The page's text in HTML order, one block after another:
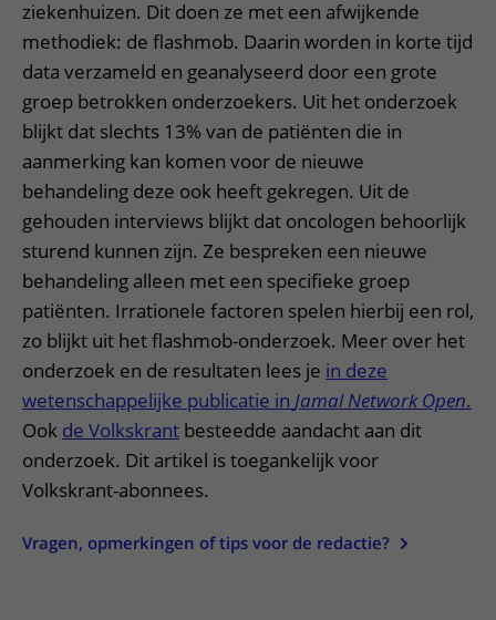
ziekenhuizen. Dit doen ze met een afwijkende
methodiek: de flashmob. Daarin worden in korte tijd
data verzameld en geanalyseerd door een grote
groep betrokken onderzoekers. Uit het onderzoek
blijkt dat slechts 13% van de patiënten die in
aanmerking kan komen voor de nieuwe
behandeling deze ook heeft gekregen. Uit de
gehouden interviews blijkt dat oncologen behoorlijk
sturend kunnen zijn. Ze bespreken een nieuwe
behandeling alleen met een specifieke groep
patiënten. Irrationele factoren spelen hierbij een rol,
zo blijkt uit het flashmob-onderzoek. Meer over het
onderzoek en de resultaten lees je in deze
wetenschappelijke publicatie in Jamal Network Open.
Ook de Volkskrant besteedde aandacht aan dit
onderzoek. Dit artikel is toegankelijk voor
Volkskrant-abonnees.
Vragen, opmerkingen of tips voor de redactie?